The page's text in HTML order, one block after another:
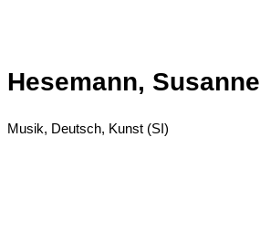
Hesemann, Susanne
Musik, Deutsch, Kunst (SI)